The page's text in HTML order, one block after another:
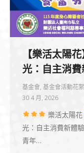
【樂活太陽
光：自主消
基金會, 基金會活動花
30 4 月, 2026
樂活太陽花
光：自主消費新體驗
青年…